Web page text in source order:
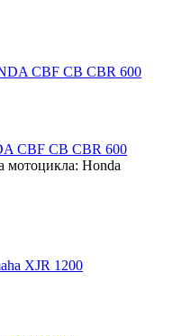
CBF CB CBR 600
мотоцикла: Honda